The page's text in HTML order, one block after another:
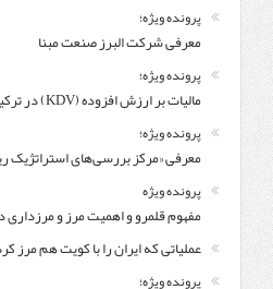
پرونده ویژه؛
معرفی شركت البرز صنعت مبنا
پرونده ویژه؛
مالیات بر ارزش افزوده (KDV) در ترکیه
پرونده ویژه؛
معرفی «مرکز بررسی‌های استراتژیک
پرونده ویژه
مفهوم قلمرو و اهمیت مرز و
عملیاتی که ایران را با کویت هم مرز
پرونده ویژه؛